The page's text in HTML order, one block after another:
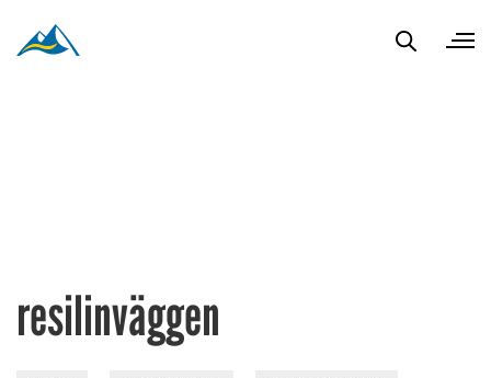
resilinväggen